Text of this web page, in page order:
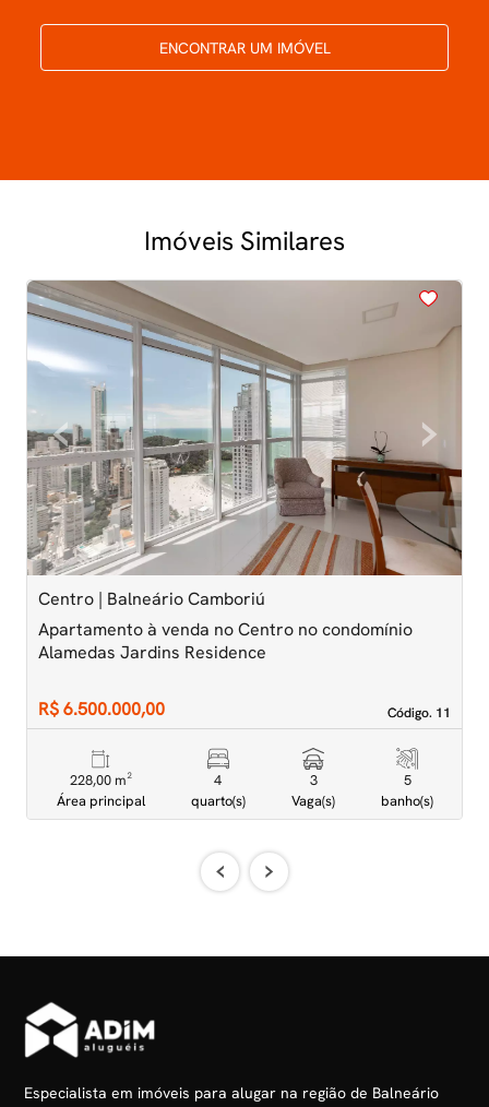
ENCONTRAR UM IMÓVEL
Imóveis Similares
<<<<
‹Previous ›Next
Centro | Balneário Camboriú
Código. 11
Código. 11
Apartamento à venda no Centro no condomínio
Alamedas Jardins Residence
R$ 6.500.000,00
228,00 m²
Área principal
4
quarto(s)
3
Vaga(s)
5
banho(s)
‹ ›
Especialista em imóveis para alugar na região de Balneário